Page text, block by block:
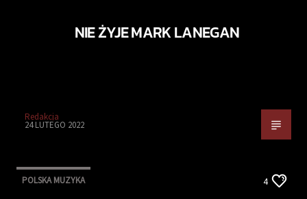
NIE ŻYJE MARK LANEGAN
Redakcja
24 LUTEGO 2022
POLSKA MUZYKA 4